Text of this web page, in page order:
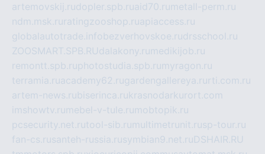
artemovskij.rudopler.spb.ruaid70.ru metall-perm.ru
ndm.msk.ru ratingzooshop.ruapiaccess.ru
globalautotrade.info bezverhovskoe.rudrsschool.ru
ZOOSMART.SPB.RUdalakony.ru medikijob.ru
remontt.spb.ruphotostudia.spb.ru myragon.ru
terramia.ruacademy62.rugardengallereya.ru rti.com.ru
artem-news.rubiserinca.rukrasnodarkurort.com
imshowtv.ru mebel-v-tule.ru mobtopik.ru
pcsecurity.net.rutool-sib.ru multimetrunit.rusp-tour.ru
fan-cs.rusanteh-russia.rusymbian9.net.ruDSHAIR.RU